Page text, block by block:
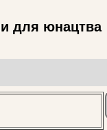
для юнацтва